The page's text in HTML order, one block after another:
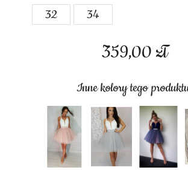
359,00 zł
Inne kolory tego
32
34